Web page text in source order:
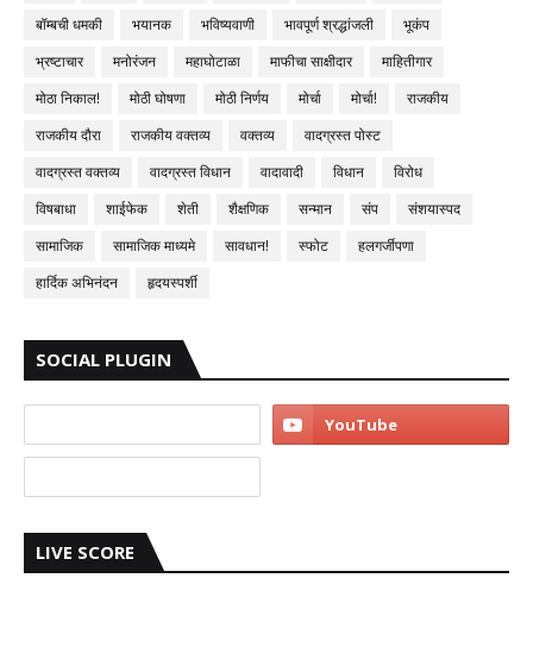
बॉम्बची धमकी
भयानक भविष्यवाणी भावपूर्ण श्रद्धांजली
भूकंप
भ्रष्टाचार
मनोरंजन महाघोटाळा माफीचा साक्षीदार
माहितीगार
मोठा निकाल!
मोठी घोषणा मोठी निर्णय मोर्चा मोर्चा!
राजकीय
राजकीय दौरा
राजकीय वक्तव्य वक्तव्य
वादग्रस्त पोस्ट
वादग्रस्त वक्तव्य
वादग्रस्त विधान वादावादी विधान
विरोध
विषबाधा
शाईफेक शेती शैक्षणिक सन्मान संप
संशयास्पद
सामाजिक
सामाजिक माध्यमे सावधान! स्फोट
हलगर्जीपणा
हार्दिक अभिनंदन
हृदयस्पर्शी
SOCIAL PLUGIN
LIVE SCORE